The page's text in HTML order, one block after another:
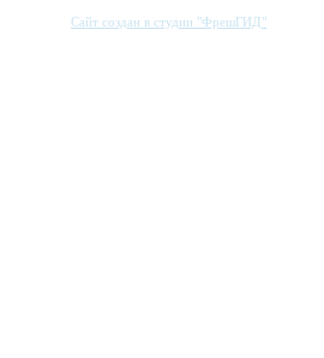
Сайт создан в студии "ФрешГИД"